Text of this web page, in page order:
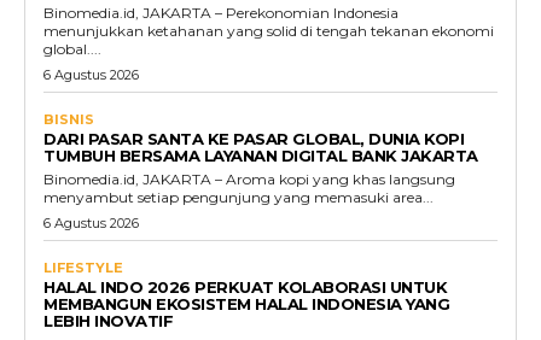
Binomedia.id, JAKARTA – Perekonomian Indonesia
menunjukkan ketahanan yang solid di tengah tekanan ekonomi
global....
6 Agustus 2026
BISNIS
DARI PASAR SANTA KE PASAR GLOBAL, DUNIA KOPI
TUMBUH BERSAMA LAYANAN DIGITAL BANK JAKARTA
Binomedia.id, JAKARTA – Aroma kopi yang khas langsung
menyambut setiap pengunjung yang memasuki area...
6 Agustus 2026
LIFESTYLE
HALAL INDO 2026 PERKUAT KOLABORASI UNTUK
MEMBANGUN EKOSISTEM HALAL INDONESIA YANG
LEBIH INOVATIF